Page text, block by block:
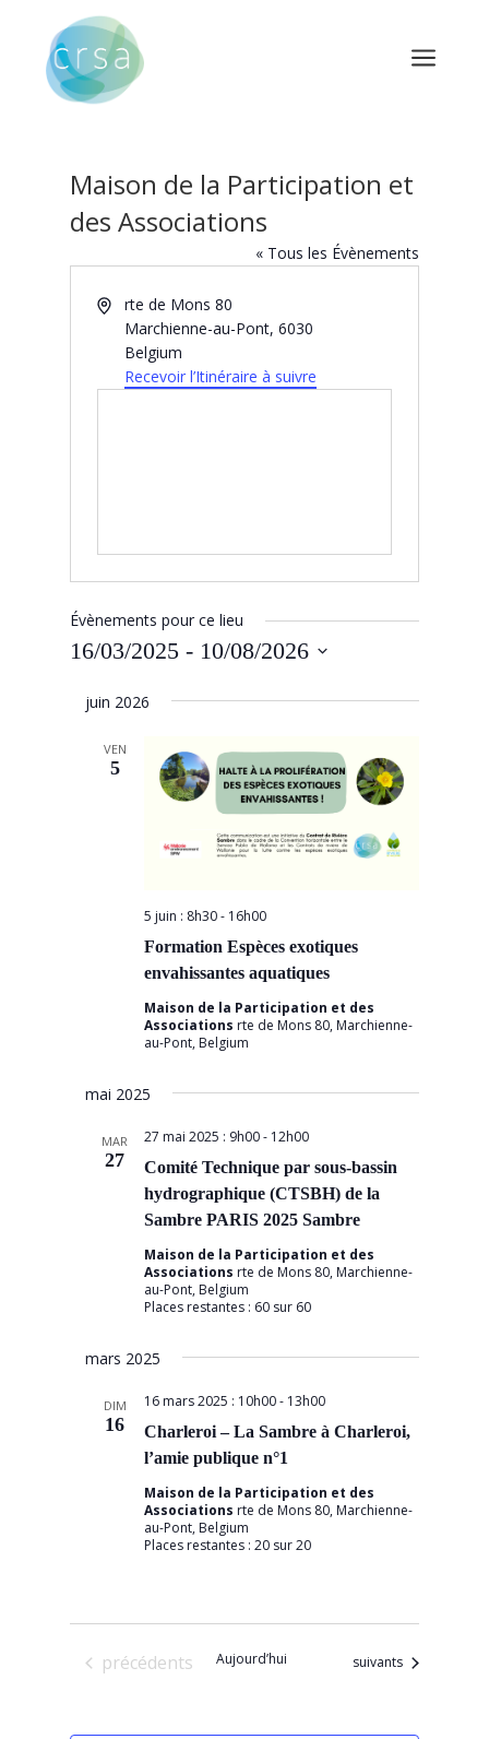
a
Maison de la Participation et
des Associations
« Tous les Évènements
Adresserte de Mons 80
Marchienne-au-Pont, 6030
Belgium
Recevoir l’Itinéraire à suivre
Évènements pour ce lieu
16/03/2025 - 10/08/2026
unejuin 2026
VEN
5
Formation Espèces exotiques
envahissantes aquatiques
5 juin : 8h30- 16h00
Maison de la Participation et des
Associations rte de Mons 80, Marchienne-
au-Pont, Belgium
mai 2025
MAR
27
Comité Technique par sous-bassin
hydrographique (CTSBH) de la
Sambre PARIS 2025 Sambre
27 mai 2025 : 9h00- 12h00
Maison de la Participation et des
Associations rte de Mons 80, Marchienne-
au-Pont, Belgium
Places restantes : 60 sur 60
mars 2025
DIM
16
Charleroi – La Sambre à Charleroi,
l’amie publique n°1
16 mars 2025 : 10h00- 13h00
Maison de la Participation et des
Associations rte de Mons 80, Marchienne-
au-Pont, Belgium
Places restantes : 20 sur 20
Évènements
précédents Aujourd’hui Évènements
suivants